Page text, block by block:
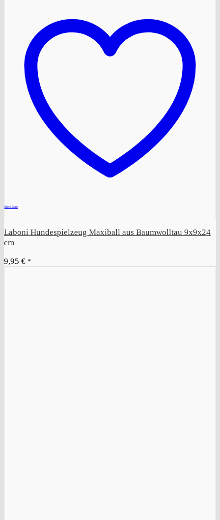
Merkliste
Laboni Hundespielzeug Maxiball aus Baumwolltau 9x9x24
cm
9,95 € *